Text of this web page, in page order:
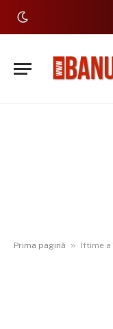
Prima pagină » Iftime a început